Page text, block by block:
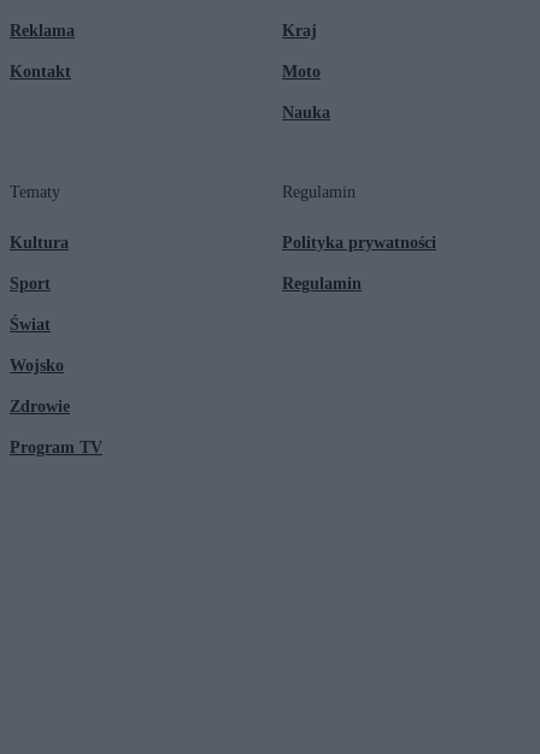
Reklama
Kontakt
Kraj
Moto
Nauka
Tematy
Kultura
Sport
Świat
Wojsko
Zdrowie
Program TV
Regulamin
Polityka prywatności
Regulamin